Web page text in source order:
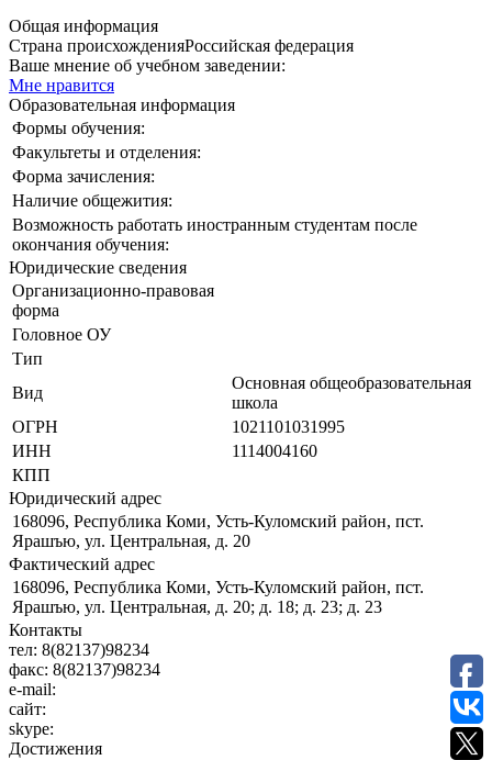
Общая информация
Страна происхожденияРоссийская федерация
Ваше мнение об учебном заведении:
Мне нравится
Образовательная информация
Формы обучения:
Факультеты и отделения:
Форма зачисления:
Наличие общежития:
Возможность работать иностранным студентам после
окончания обучения:
Юридические сведения
Организационно-правовая
форма
Головное ОУ
Тип
Вид
Основная общеобразовательная
школа
ОГРН
1021101031995
ИНН
1114004160
КПП
Юридический адрес
168096, Республика Коми, Усть-Куломский район, пст.
Ярашъю, ул. Центральная, д. 20
Фактический адрес
168096, Республика Коми, Усть-Куломский район, пст.
Ярашъю, ул. Центральная, д. 20; д. 18; д. 23; д. 23
Контакты
тел: 8(82137)98234
факс: 8(82137)98234
e-mail:
сайт:
skype:
Достижения